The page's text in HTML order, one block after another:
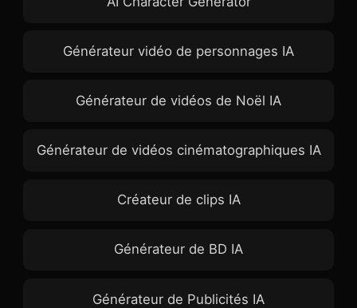
Générateur vidéo de personnages IA
Générateur de vidéos de Noël IA
Générateur de vidéos cinématographiques IA
Créateur de clips IA
Générateur de BD IA
Générateur de Publicités IA